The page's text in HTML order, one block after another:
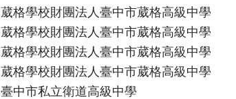
葳格學校財團法人臺中市葳格高級中學
葳格學校財團法人臺中市葳格高級中學
葳格學校財團法人臺中市葳格高級中學
葳格學校財團法人臺中市葳格高級中學
臺中市私立衛道高級中學